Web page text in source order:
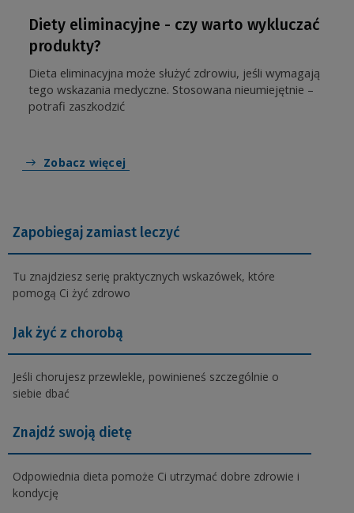
Diety eliminacyjne - czy warto wykluczać
produkty?
Dieta eliminacyjna może służyć zdrowiu, jeśli wymagają
tego wskazania medyczne. Stosowana nieumiejętnie –
potrafi zaszkodzić
Zobacz więcej
Zapobiegaj zamiast leczyć
Tu znajdziesz serię praktycznych wskazówek, które
pomogą Ci żyć zdrowo
Jak żyć z chorobą
Jeśli chorujesz przewlekle, powinieneś szczególnie o
siebie dbać
Znajdź swoją dietę
Odpowiednia dieta pomoże Ci utrzymać dobre zdrowie i
kondycję